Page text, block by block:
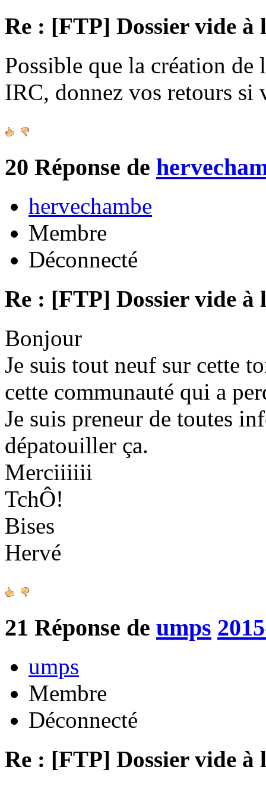
Re : [FTP] Dossier vide à
Possible que la création de
IRC, donnez vos retours si
20 Réponse de
hervechambe
Membre
Déconnecté
Re : [FTP] Dossier vide à
Bonjour
Je suis tout neuf sur cette
cette communauté qui a
Je suis preneur de toutes
dépatouiller ça.
Merciiiiii
TchÔ!
Bises
Hervé
21 Réponse de umps
umps
Membre
Déconnecté
Re : [FTP] Dossier vide à